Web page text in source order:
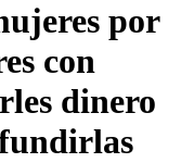
por
con
dinero